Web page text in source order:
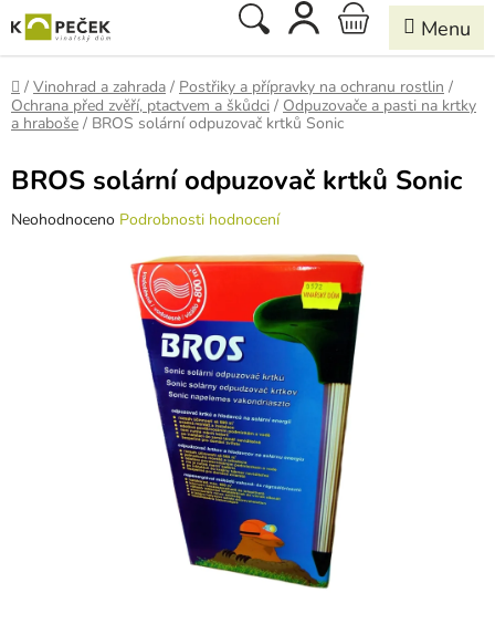
na
obsah
Hledat
NÁKUPNÍ
KOŠÍK
Domů
/ Vinohrad a zahrada / Postřiky a přípravky na ochranu rostlin /
Ochrana před zvěří, ptactvem a škůdci / Odpuzovače a pasti na krtky
a hraboše / BROS solární odpuzovač krtků Sonic
BROS solární odpuzovač krtků Sonic
Průměrné
Neohodnoceno Podrobnosti hodnocení